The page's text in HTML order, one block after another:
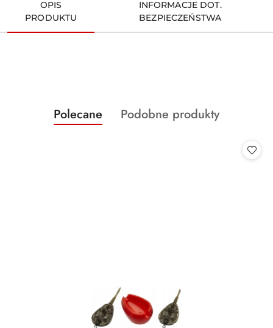
OPIS
PRODUKTU
INFORMACJE DOT.
BEZPIECZEŃSTWA
Pomiń karuzelę produktów
Produkty
o
Polecane
Produkty
Podobne produkty